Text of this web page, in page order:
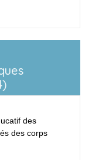
des
des corps